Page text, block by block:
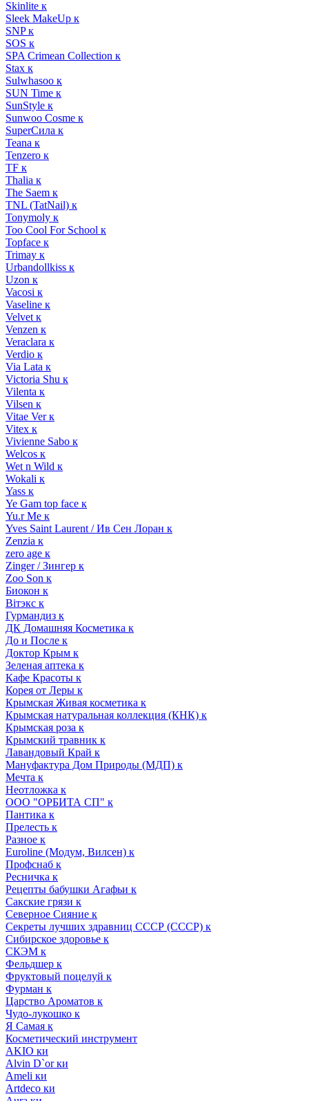
Skinlite к
Sleek MakeUp к
SNP к
SOS к
SPA Crimean Collection к
Stax к
Sulwhasoo к
SUN Time к
SunStyle к
Sunwoo Cosme к
SuperСила к
Teana к
Tenzero к
TF к
Thalia к
The Saem к
TNL (TatNail) к
Tonymoly к
Too Cool For School к
Topface к
Trimay к
Urbandollkiss к
Uzon к
Vacosi к
Vaseline к
Velvet к
Venzen к
Veraclara к
Verdio к
Via Lata к
Victoria Shu к
Vilenta к
Vilsen к
Vitae Ver к
Vitex к
Vivienne Sabo к
Welcos к
Wet n Wild к
Wokali к
Yass к
Ye Gam top face к
Yu.r Me к
Yves Saint Laurent / Ив Сен Лоран к
Zenzia к
zero age к
Zinger / Зингер к
Zoo Son к
Биокон к
Вiтэкс к
Гурмандиз к
ДК Домашняя Косметика к
До и После к
Доктор Крым к
Зеленая аптека к
Кафе Красоты к
Корея от Леры к
Крымская Живая косметика к
Крымская натуральная коллекция (КНК) к
Крымская роза к
Крымский травник к
Лавандовый Край к
Мануфактура Дом Природы (МДП) к
Мечта к
Неотложка к
ООО "ОРБИТА СП" к
Пантика к
Прелесть к
Разное к
Euroline (Модум, Вилсен) к
Профснаб к
Ресничка к
Рецепты бабушки Агафьи к
Сакские грязи к
Северное Сияние к
Секреты лучших здравниц СССР (СССР) к
Сибирское здоровье к
СКЭМ к
Фельдшер к
Фруктовый поцелуй к
Фурман к
Царство Ароматов к
Чудо-лукошко к
Я Самая к
Косметический инструмент
AKIO ки
Alvin D`or ки
Ameli ки
Artdeco ки